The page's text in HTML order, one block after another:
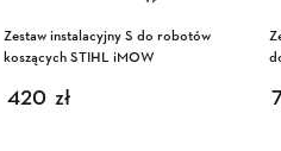
Zestaw instalacyjny S do robotów
koszących STIHL iMOW
420 zł